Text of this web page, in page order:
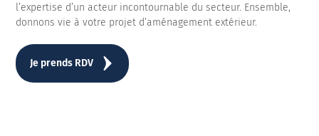
l’expertise d’un acteur incontournable du secteur. Ensemble,
donnons vie à votre projet d’aménagement extérieur.
Je prends RDV